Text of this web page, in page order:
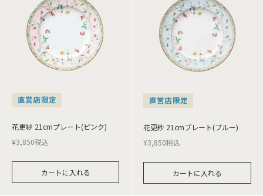
直営店限定
花更紗 21cmプレート(ピンク)
¥3,850税込
カートに入れる
直営店限定
花更紗 21cmプレート(ブルー)
¥3,850税込
カートに入れる